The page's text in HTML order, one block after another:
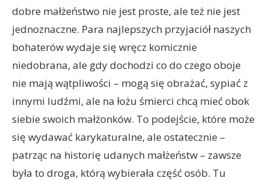
dobre małżeństwo nie jest proste, ale też nie jest
jednoznaczne. Para najlepszych przyjaciół naszych
bohaterów wydaje się wręcz komicznie
niedobrana, ale gdy dochodzi co do czego oboje
nie mają wątpliwości – mogą się obrażać, sypiać z
innymi ludźmi, ale na łożu śmierci chcą mieć obok
siebie swoich małżonków. To podejście, które może
się wydawać karykaturalne, ale ostatecznie –
patrząc na historię udanych małżeństw – zawsze
była to droga, którą wybierała część osób. Tu